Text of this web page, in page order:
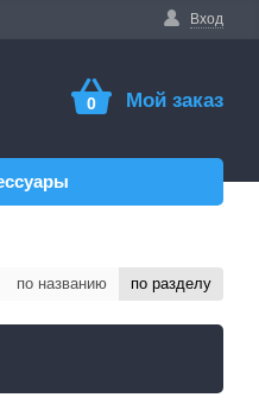
Вход
0 Мой заказ
по названию по разделу